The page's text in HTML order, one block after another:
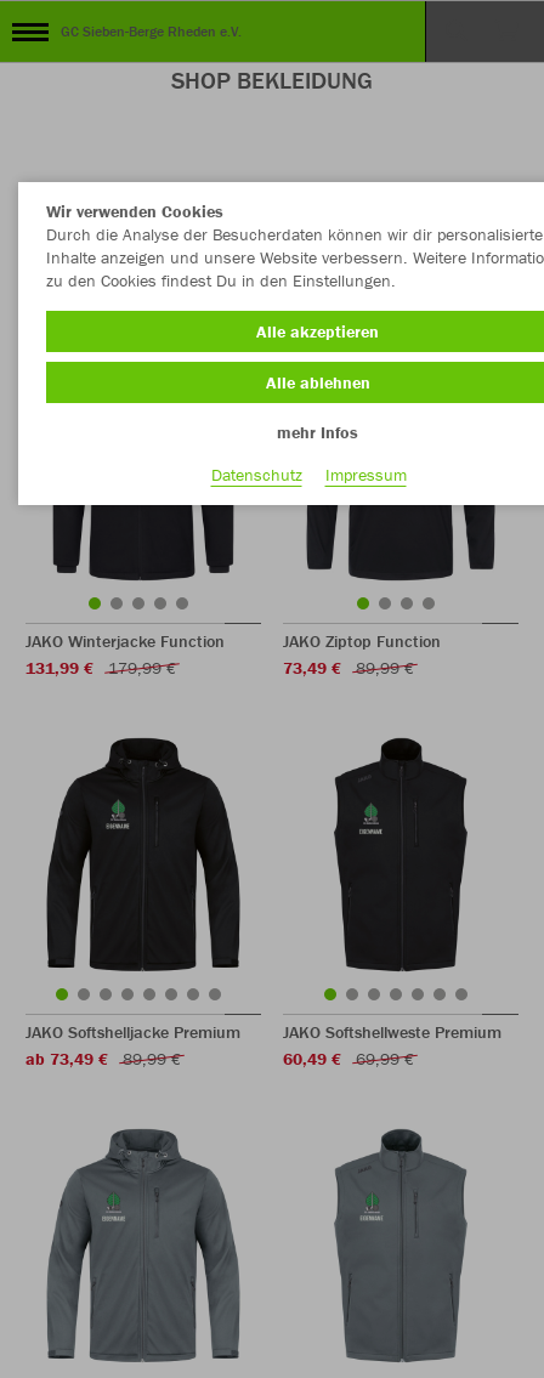
GC Sieben-Berge Rheden e.V.
SHOP BEKLEIDUNG
JAKO Winterjacke Function
131,99 €
179,99 €
JAKO Ziptop Function
73,49 €
89,99 €
JAKO Softshelljacke Premium
ab 73,49 €
89,99 €
JAKO Softshellweste Premium
60,49 €
69,99 €
Wir verwenden Cookies
Durch die Analyse der Besucherdaten können wir dir personalisierte
Inhalte anzeigen und unsere Website verbessern. Weitere
zu den Cookies findest Du in den Einstellungen.
Alle akzeptieren
Alle ablehnen
mehr Infos
Datenschutz
Impressum